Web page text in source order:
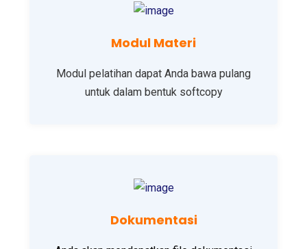
Modul Materi
Modul pelatihan dapat Anda bawa pulang
untuk dalam bentuk softcopy
Dokumentasi